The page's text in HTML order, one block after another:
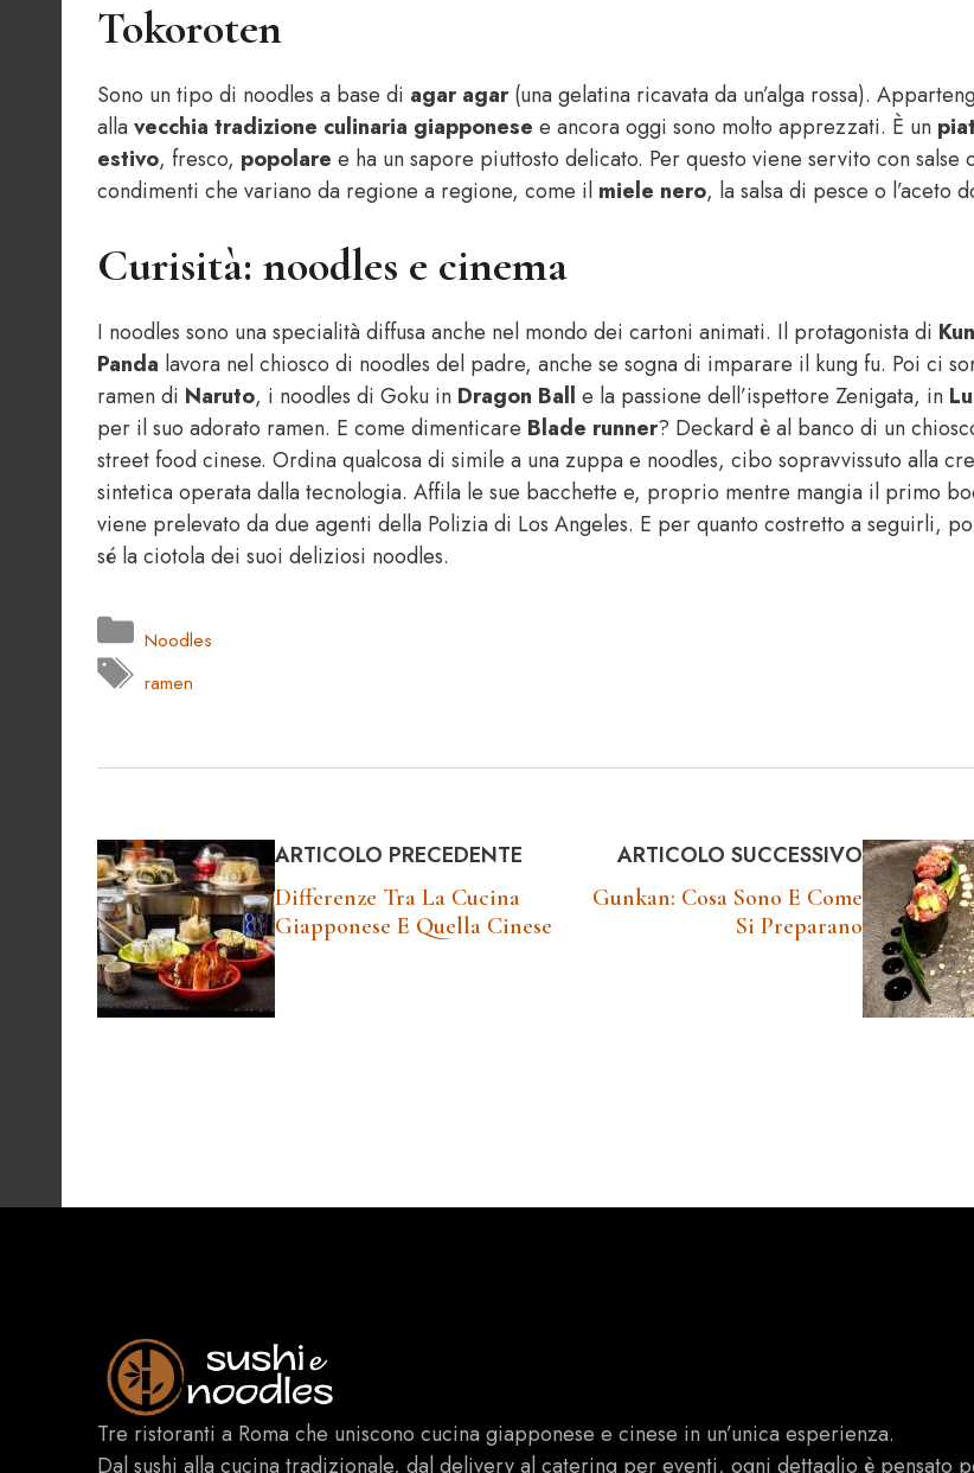
Tokoroten
Sono un tipo di noodles a base di agar agar(una gelatina ricavata da un’alga rossa).
allavecchia tradizione culinaria giapponese e ancora oggi sono molto apprezzati. È un
estivo, fresco, popolare e ha un sapore piuttosto delicato. Per questo viene servito con salse
condimenti che variano da regione a regione, come il miele nero, la salsa di pesce o l’aceto
Curisità: noodles e cinema
I noodles sono una specialità diffusa anche nel mondo dei cartoni animati. Il protagonista di
Panda lavora nel chiosco di noodles del padre, anche se sogna di imparare il kung fu. Poi ci
ramen di Naruto, i noodles di Goku in Dragon Ball e la passione dell’ispettore Zenigata, in
per il suo adorato ramen. E come dimenticare Blade runner? Deckard è al banco di un
street food cinese. Ordina qualcosa di simile a una zuppa e noodles, cibo sopravvissuto alla
sintetica operata dalla tecnologia. Affila le sue bacchette e, proprio mentre mangia il primo
viene prelevato da due agenti della Polizia di Los Angeles. E per quanto costretto a seguirli,
sé la ciotola dei suoi deliziosi noodles.
Noodles
ramen
ARTICOLO PRECEDENTE
Differenze Tra La Cucina
Giapponese E Quella Cinese
ARTICOLO SUCCESSIVO
Gunkan: Cosa Sono E Come
Si Preparano
Tre ristoranti a Roma che uniscono cucina giapponese e cinese in un’unica esperienza.
Dal sushi alla cucina tradizionale, dal delivery al catering per eventi, ogni dettaglio è pensato